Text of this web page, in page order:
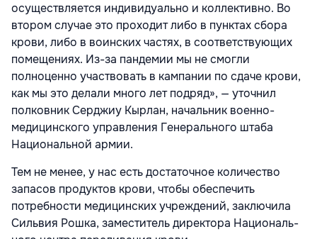
осуществляется индивидуально и коллективно. Во
втором слу­чае это проходит либо в пунктах сбора
крови, либо в воинских частях, в соот­ветствующих
помещениях. Из-за панде­мии мы не смогли
полноценно участво­вать в кампании по сдаче крови,
как мы это делали много лет подряд», — уточнил
полковник Серджиу Кырлан, начальник военно-
медицинского управления Гене­рального штаба
Национальной армии.
Тем не менее, у нас есть достаточ­ное количество
запасов продуктов крови, чтобы обеспечить
потребности медицин­ских учреждений, заключила
Сильвия Рошка, заместитель директора Националь­